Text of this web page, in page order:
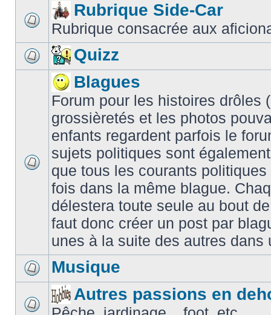
Rubrique Side-Car
Rubrique consacrée aux
Quizz
Blagues
Forum pour les histoires drôles
grossièretés et les photos
enfants regardent parfois le
sujets politiques sont
que tous les courants
fois dans la même blague.
délestera toute seule au bout
faut donc créer un post par
unes à la suite des autres dans
Musique
Autres passions en